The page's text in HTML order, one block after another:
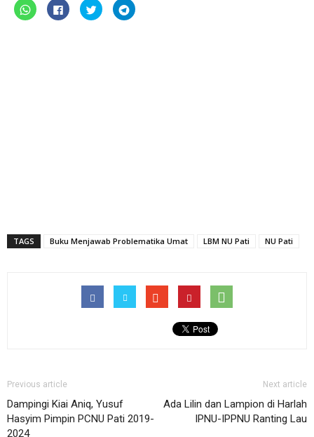
Click
to
share
Click
to
share
Click
to
share
Click
to
TAGS Buku Menjawab Problematika Umat LBM NU Pati NU Pati
Previous article
Dampingi Kiai Aniq, Yusuf
Hasyim Pimpin PCNU Pati 2019-
2024
Next article
Ada Lilin dan Lampion di Harlah
IPNU-IPPNU Ranting Lau